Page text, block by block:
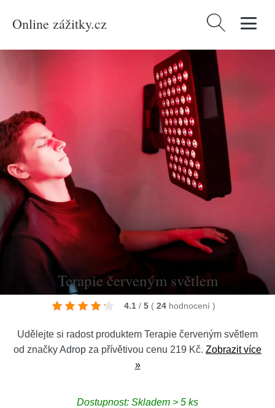
Online zážitky.cz Vyhledávání
Harmonie těla a mysli
Terapie červeným světlem
4.1 / 5 ( 24 hodnocení )
Udělejte si radost produktem Terapie červeným světlem
od značkyAdrop za přívětivou cenu 219 Kč. Zobrazit více
»
Dostupnost: Skladem > 5 ks